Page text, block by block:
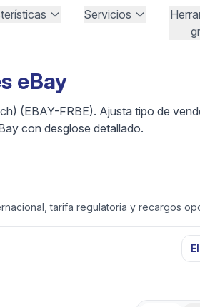
Servicios
eBay
(EBAY-FRBE). Ajusta tipo de
con desglose detallado.
tarifa regulatoria y recargos